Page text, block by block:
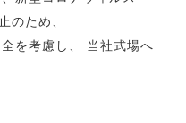
のため、
を考慮し、 当社式場へ